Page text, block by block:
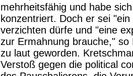
mehrheitsfähig und habe
konzentriert. Doch er sei
verzichten dürfe und "eine
zur Ermahnung brauche,"
zu laut geworden.
Verstoß gegen die political